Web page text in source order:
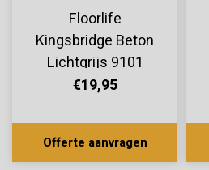
Floorlife
Kingsbridge Beton
Lichtgrijs 9101
€19,95
Offerte aanvragen